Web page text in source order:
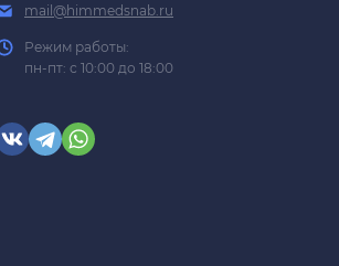
mail@himmedsnab.ru
Режим работы:
пн-пт: с 10:00 до 18:00